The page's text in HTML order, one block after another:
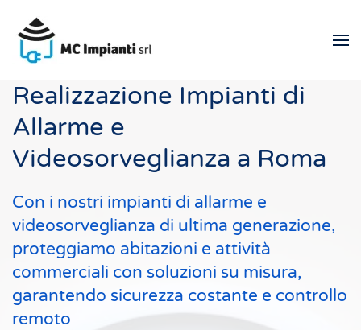
Skip
to
main
content
Realizzazione Impianti di
Allarme e
Videosorveglianza a Roma
Con i nostri impianti di allarme e
videosorveglianza di ultima generazione,
proteggiamo abitazioni e attività
commerciali con soluzioni su misura,
garantendo sicurezza costante e controllo
remoto